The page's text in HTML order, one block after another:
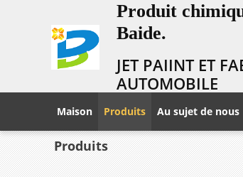
Produit
Baide.
JET PAIINT ET
AUTOMOBILE
Maison Produits Au sujet de nous
Produits